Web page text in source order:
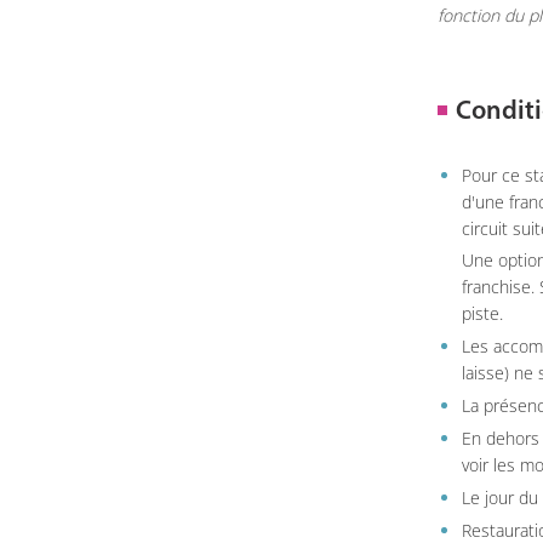
fonction du
Pour ce
d'une
circuit
Une
franchise.
piste.
Les
laisse) ne
La
En
voir les
Le jour